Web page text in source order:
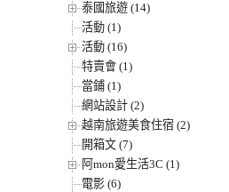
泰國旅遊 (14)
活動 (1)
活動 (16)
特賣會 (1)
當鋪 (1)
網站設計 (2)
越南旅遊美食住宿 (2)
開箱文 (7)
阿mon愛生活3C (1)
電影 (6)